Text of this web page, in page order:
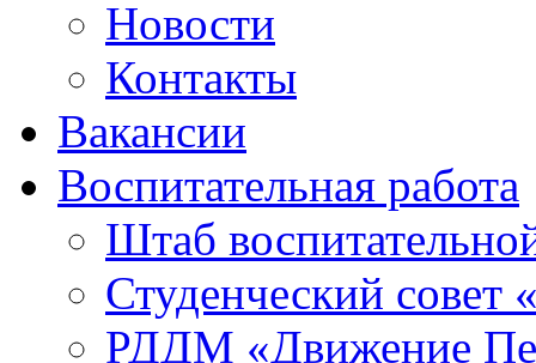
Новости
Контакты
Вакансии
Воспитательная работа
Штаб
Студенческий совет
РДДМ «Движение